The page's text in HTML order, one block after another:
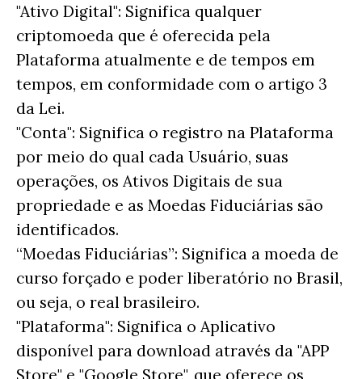
"Ativo Digital": Significa qualquer
criptomoeda que é oferecida pela
Plataforma atualmente e de tempos em
tempos, em conformidade com o artigo 3
da Lei.
"Conta": Significa o registro na Plataforma
por meio do qual cada Usuário, suas
operações, os Ativos Digitais de sua
propriedade e as Moedas Fiduciárias são
identificados.
“Moedas Fiduciárias”: Significa a moeda de
curso forçado e poder liberatório no Brasil,
ou seja, o real brasileiro.
"Plataforma": Significa o Aplicativo
disponível para download através da "APP
Store" e "Google Store", que oferece os